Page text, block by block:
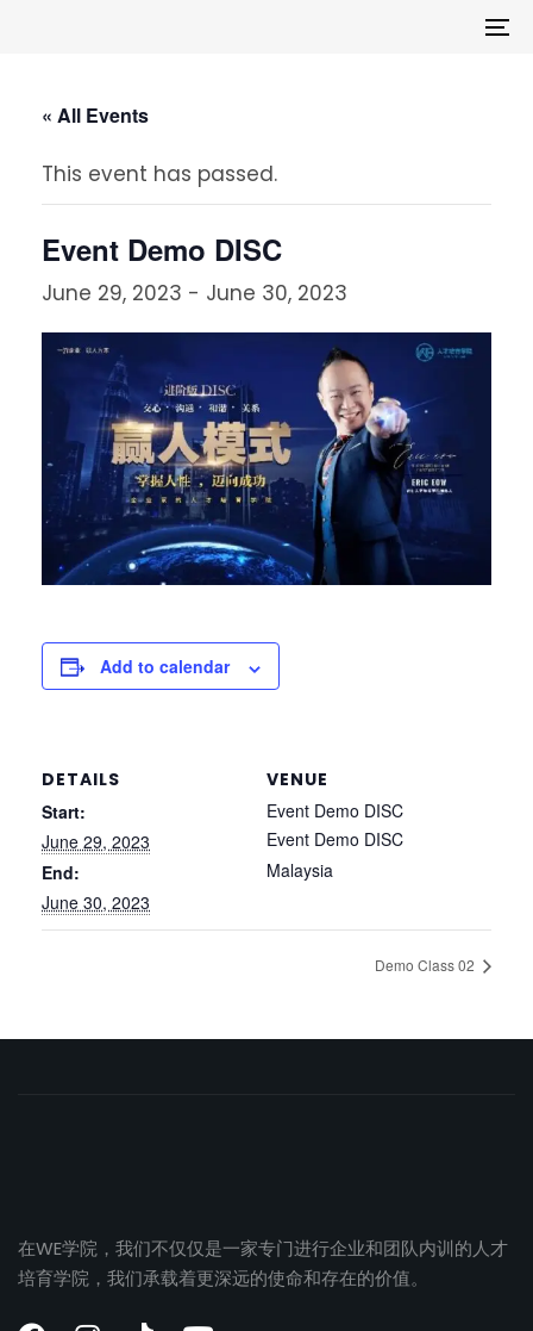
navigation
« All Events
This event has passed.
Event Demo DISC
June 29, 2023 - June 30, 2023
Add to calendar
DETAILS
Start:
June 29, 2023
End:
June 30, 2023
VENUE
Event Demo DISC
Event Demo DISC
Malaysia
Demo Class 02
在WE学院，我们不仅仅是一家专门进行企业和团队内训的人才
培育学院，我们承载着更深远的使命和存在的价值。